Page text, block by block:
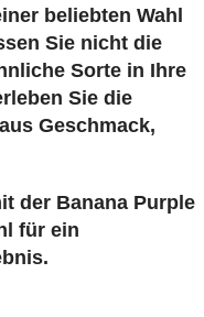
beliebten Wahl
Sie nicht die
Sorte in Ihre
Sie die
Geschmack,
der Banana Purple
für ein